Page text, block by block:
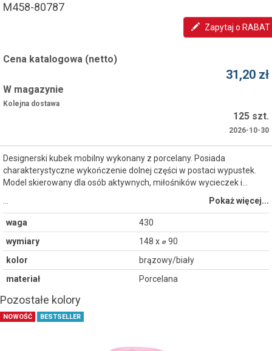
M458-80787
Zapytaj o RABAT
Cena katalogowa (netto)
31,20 zł
W magazynie
Kolejna dostawa
125 szt.
2026-10-30
Designerski kubek mobilny wykonany z porcelany. Posiada
charakterystyczne wykończenie dolnej części w postaci wypustek.
Model skierowany dla osób aktywnych, miłośników wycieczek i...
Pokaż więcej...
waga
430
wymiary
148 x ⌀ 90
kolor
brązowy/biały
materiał
Porcelana
Pozostałe kolory
NOWOŚĆ BESTSELLER